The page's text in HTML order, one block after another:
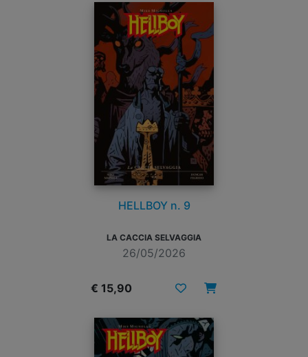
HELLBOY n. 9
LA CACCIA SELVAGGIA
26/05/2026
€ 15,90